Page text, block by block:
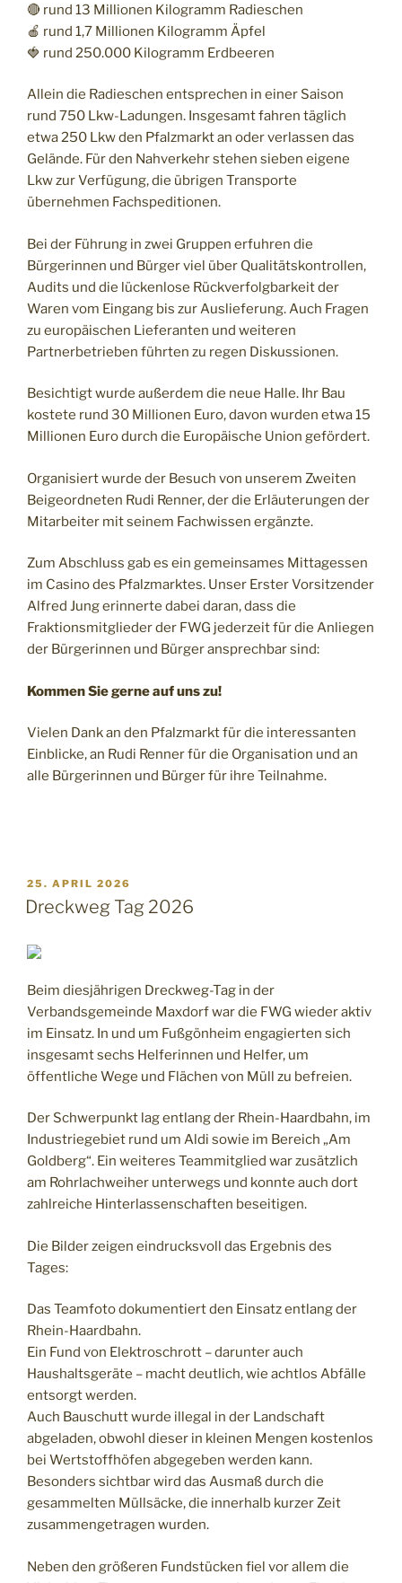
🔴 rund 13 Millionen Kilogramm Radieschen
🍎 rund 1,7 Millionen Kilogramm Äpfel
🍓 rund 250.000 Kilogramm Erdbeeren
Allein die Radieschen entsprechen in einer Saison
rund 750 Lkw-Ladungen. Insgesamt fahren täglich
etwa 250 Lkw den Pfalzmarkt an oder verlassen das
Gelände. Für den Nahverkehr stehen sieben eigene
Lkw zur Verfügung, die übrigen Transporte
übernehmen Fachspeditionen.
Bei der Führung in zwei Gruppen erfuhren die
Bürgerinnen und Bürger viel über Qualitätskontrollen,
Audits und die lückenlose Rückverfolgbarkeit der
Waren vom Eingang bis zur Auslieferung. Auch Fragen
zu europäischen Lieferanten und weiteren
Partnerbetrieben führten zu regen Diskussionen.
Besichtigt wurde außerdem die neue Halle. Ihr Bau
kostete rund 30 Millionen Euro, davon wurden etwa 15
Millionen Euro durch die Europäische Union gefördert.
Organisiert wurde der Besuch von unserem Zweiten
Beigeordneten Rudi Renner, der die Erläuterungen der
Mitarbeiter mit seinem Fachwissen ergänzte.
Zum Abschluss gab es ein gemeinsames Mittagessen
im Casino des Pfalzmarktes. Unser Erster Vorsitzender
Alfred Jung erinnerte dabei daran, dass die
Fraktionsmitglieder der FWG jederzeit für die Anliegen
der Bürgerinnen und Bürger ansprechbar sind:
Kommen Sie gerne auf uns zu!
Vielen Dank an den Pfalzmarkt für die interessanten
Einblicke, an Rudi Renner für die Organisation und an
alle Bürgerinnen und Bürger für ihre Teilnahme.
25. APRIL 2026
Dreckweg Tag 2026
Beim diesjährigen Dreckweg-Tag in der
Verbandsgemeinde Maxdorf war die FWG wieder aktiv
im Einsatz. In und um Fußgönheim engagierten sich
insgesamt sechs Helferinnen und Helfer, um
öffentliche Wege und Flächen von Müll zu befreien.
Der Schwerpunkt lag entlang der Rhein-Haardbahn, im
Industriegebiet rund um Aldi sowie im Bereich „Am
Goldberg“. Ein weiteres Teammitglied war zusätzlich
am Rohrlachweiher unterwegs und konnte auch dort
zahlreiche Hinterlassenschaften beseitigen.
Die Bilder zeigen eindrucksvoll das Ergebnis des
Tages:
Das Teamfoto dokumentiert den Einsatz entlang der
Rhein-Haardbahn.
Ein Fund von Elektroschrott – darunter auch
Haushaltsgeräte – macht deutlich, wie achtlos Abfälle
entsorgt werden.
Auch Bauschutt wurde illegal in der Landschaft
abgeladen, obwohl dieser in kleinen Mengen kostenlos
bei Wertstoffhöfen abgegeben werden kann.
Besonders sichtbar wird das Ausmaß durch die
gesammelten Müllsäcke, die innerhalb kurzer Zeit
zusammengetragen wurden.
Neben den größeren Fundstücken fiel vor allem die